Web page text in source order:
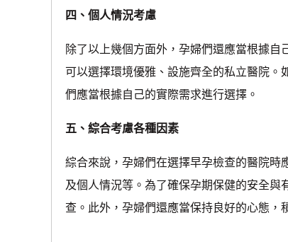
四、個人情況考慮
除了以上幾個方面外，孕婦們還應當根據自
可以選擇環境優雅、設施齊全的私立醫院
們應當根據自己的實際需求進行選擇。
五、綜合考慮各種因素
綜合來說，孕婦們在選擇早孕檢查的醫院時
及個人情況等。為了確保孕期保健的安全
查。此外，孕婦們還應當保持良好的心態，